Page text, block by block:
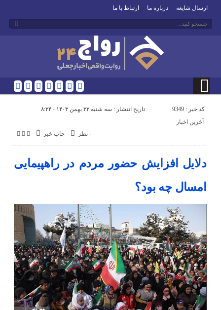
ارسال شایعه درباره ما ارتباط با ما
کد خبر : 9349 تاریخ انتشار : سه شنبه ۲۳ بهمن ۱۴۰۳ - ۸:۲۴
چاپ خبر ۰ نظر
آخرین اخبار
دلایل افزایش حضور مردم در راهپیمایی
امسال چه بود؟